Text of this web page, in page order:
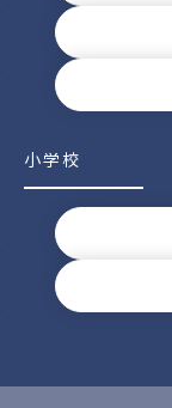
小学校